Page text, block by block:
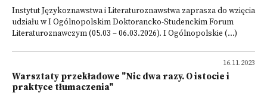
Instytut Językoznawstwa i Literaturoznawstwa zaprasza do wzięcia
udziału w I Ogólnopolskim Doktorancko-Studenckim Forum
Literaturoznawczym (05.03 – 06.03.2026). I Ogólnopolskie (...)
16.11.2023
Warsztaty przekładowe "Nic dwa razy. O istocie i
praktyce tłumaczenia"